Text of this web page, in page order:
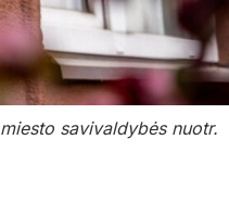
savivaldybės nuotr.